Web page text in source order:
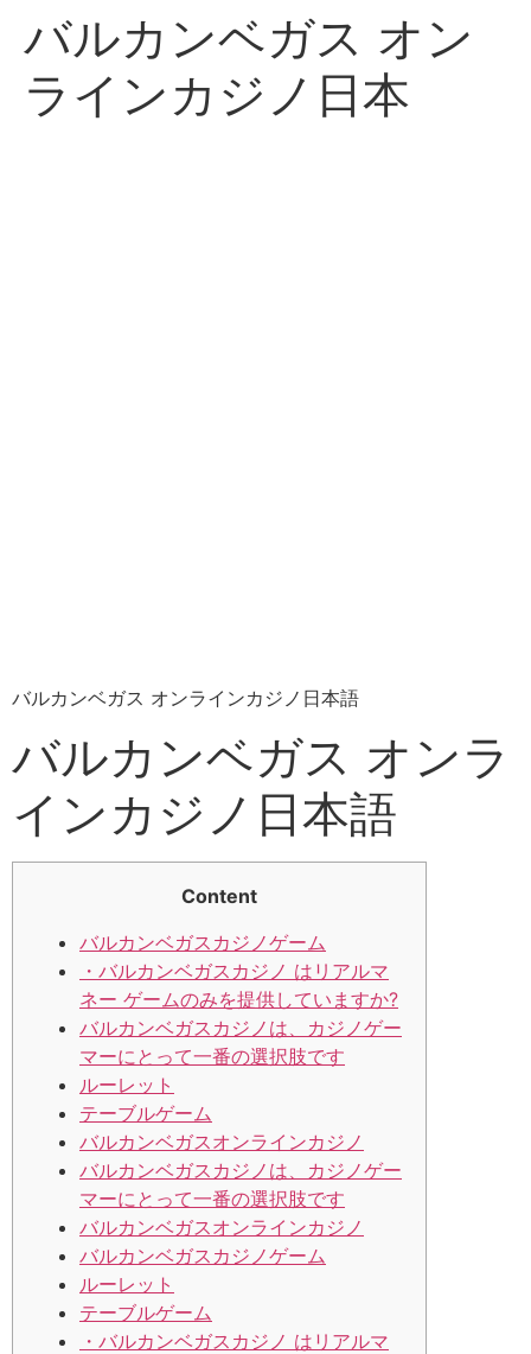
バルカンベガス オン
ラインカジノ日本
バルカンベガス オンラインカジノ日本語
バルカンベガス オンラ
インカジノ日本語
Content
バルカンベガスカジノゲーム
・バルカンベガスカジノ はリアルマ
ネー ゲームのみを提供していますか?
バルカンベガスカジノは、カジノゲー
マーにとって一番の選択肢です
ルーレット
テーブルゲーム
バルカンベガスオンラインカジノ
バルカンベガスカジノは、カジノゲー
マーにとって一番の選択肢です
バルカンベガスオンラインカジノ
バルカンベガスカジノゲーム
ルーレット
テーブルゲーム
・バルカンベガスカジノ はリアルマ